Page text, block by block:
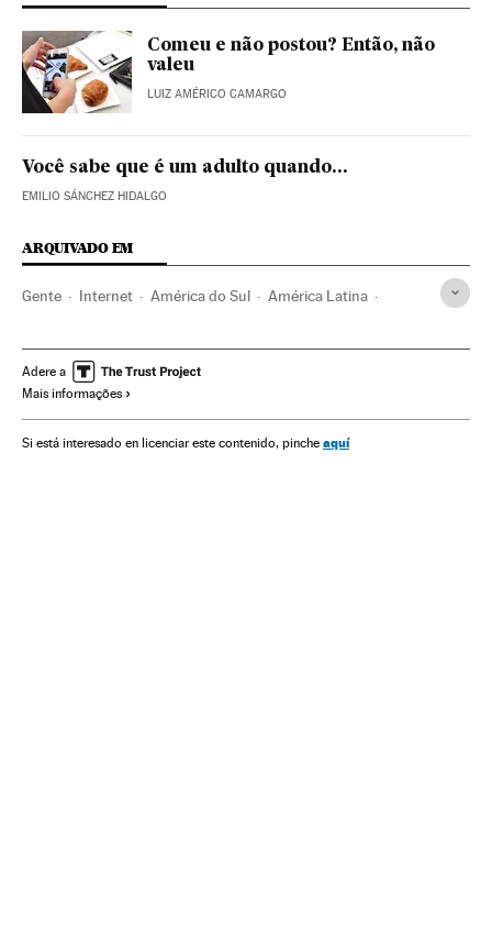
Comeu e não postou? Então, não
valeu
LUIZ AMÉRICO CAMARGO
Você sabe que é um adulto quando...
EMILIO SÁNCHEZ HIDALGO
ARQUIVADO EM
Gente Internet América do Sul América Latina
Sociedade Comunicação
Adolescência
Redes sociais Infância América do Norte Brasil
Adere a
Mais informações
Si está interesado en licenciar este contenido, pinche aquí